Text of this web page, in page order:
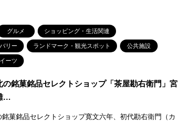
グルメ ショッピング・生活関連
リー ランドマーク・観光スポット 公共施設
ーツ
の銘菓銘品セレクトショップ「茶屋勘右衛門」宮
…
菓銘品セレクトショップ寛文六年、初代勘右衛門（カ